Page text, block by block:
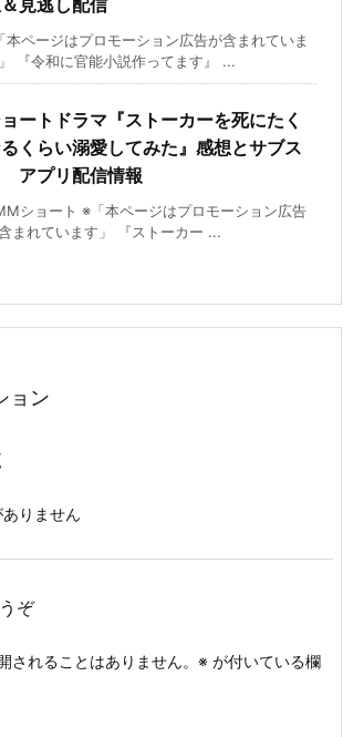
見逃し配信
本ページはプロモーション広告が含まれていま
『令和に官能小説作ってます』 ...
ートドラマ『ストーカーを死にたく
くらい溺愛してみた』感想とサブス
アプリ配信情報
ショート ※「本ページはプロモーション広告
まれています」 『ストーカー ...
ョン
りません
ぞ
されることはありません。 ※ が付いている欄